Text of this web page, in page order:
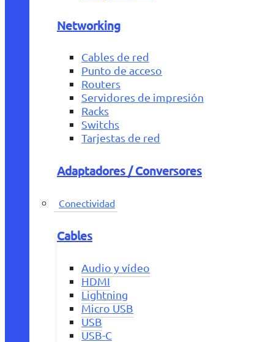
Networking
Cables de red
Punto de acceso
Routers
Servidores de impresión
Racks
Switchs
Tarjestas de red
Adaptadores / Conversores
Conectividad
Cables
Audio y vídeo
HDMI
Lightning
Micro USB
USB
USB-C